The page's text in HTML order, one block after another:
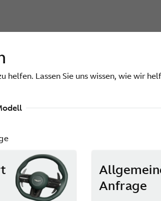
helfen. Lassen Sie uns wissen, wie wir
Anfrage